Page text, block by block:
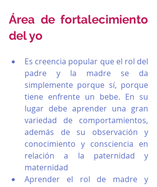
Área de fortalecimiento
del yo
Es creencia popular que el rol del
padre y la madre se da
simplemente porque sí, porque
tiene enfrente un bebe. En su
lugar debe aprender una gran
variedad de comportamientos,
además de su observación y
conocimiento y consciencia en
relación a la paternidad y
maternidad
Aprender el rol de madre y